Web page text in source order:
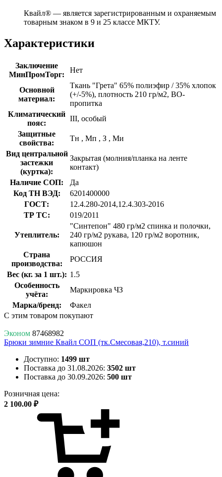
Квайл® — является зарегистрированным и охраняемым
товарным знаком в 9 и 25 классе МКТУ.
Характеристики
Заключение
МинПромТорг:
Нет
Основной
материал:
Ткань "Грета" 65% полиэфир / 35% хлопок
(+/-5%), плотность 210 гр/м2, ВО-
пропитка
Климатический
пояс:
III, особый
Защитные
свойства:
Тн , Мп , З , Ми
Вид центральной
застежки
(куртка):
Закрытая (молния/планка на ленте
контакт)
Наличие СОП:
Да
Код ТН ВЭД:
6201400000
ГОСТ:
12.4.280-2014,12.4.303-2016
ТР ТС:
019/2011
Утеплитель:
"Синтепон" 480 гр/м2 спинка и полочки,
240 гр/м2 рукава, 120 гр/м2 воротник,
капюшон
Страна
производства:
РОССИЯ
Вес (кг. за 1 шт.): 1.5
Особенность
учёта:
Маркировка ЧЗ
Марка/бренд:
Факел
С этим товаром покупают
Эконом 87468982
Брюки зимние Квайл СОП (тк.Смесовая,210), т.синий
Доступно: 1499 шт
Поставка до 31.08.2026: 3502 шт
Поставка до 30.09.2026: 500 шт
Розничная цена:
2 100.00 ₽